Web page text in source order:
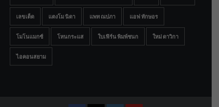
เลขเด็ด แตงโม นิดา แพท ณปภา แอฟ ทักษอร
โมโนแมกซ์ โหนกระแส ใบเฟิร์น พิมพ์ชนก ใหม่ ดาวิกา
ไอคอนสยาม